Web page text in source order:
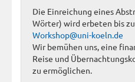
Die Einreichung eines
Wörter) wird erbeten bis
Workshop@uni-koeln.de
Wir bemühen uns, eine
Reise und
zu ermöglichen.